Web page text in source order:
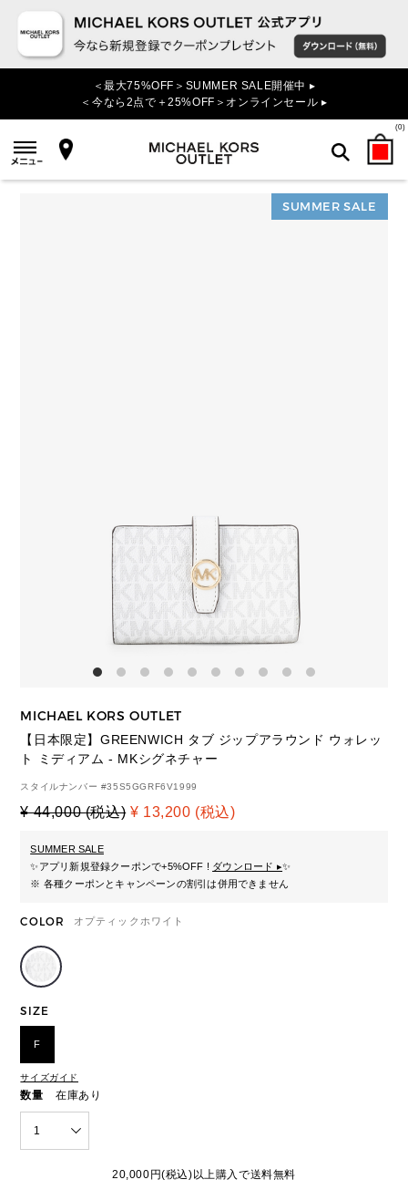
＜最大75%OFF＞SUMMER SALE開催中 ▸
＜今なら2点で＋25%OFF＞オンラインセール ▸
(0)
検索
SUMMER SALE
MICHAEL KORS OUTLET
【日本限定】GREENWICH タブ ジップアラウンド ウォレッ
ト ミディアム - MKシグネチャー
スタイルナンバー #35S5GGRF6V1999
¥ 44,000 (税込) ¥ 13,200 (税込)
SUMMER SALE
✨アプリ新規登録クーポンで+5%OFF ! ダウンロード ▸✨
※ 各種クーポンとキャンペーンの割引は併用できません
COLOR オプティックホワイト
SIZE
F
サイズガイド
数量 在庫あり
1
20,000円(税込)以上購入で送料無料